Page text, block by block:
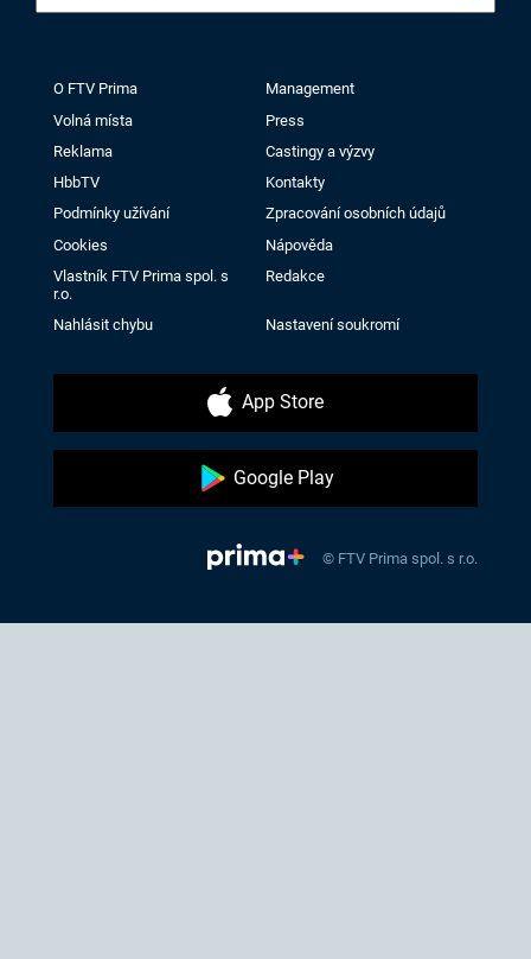
O FTV Prima
Management
Volná místa
Press
Reklama
Castingy a výzvy
HbbTV
Kontakty
Podmínky užívání
Zpracování osobních údajů
Cookies
Nápověda
Vlastník FTV Prima spol. s
r.o.
Redakce
Nahlásit chybu Nastavení soukromí
App Store
Google Play
© FTV Prima spol. s r.o.